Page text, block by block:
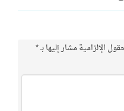
الإلزامية مشار إليها بـ*